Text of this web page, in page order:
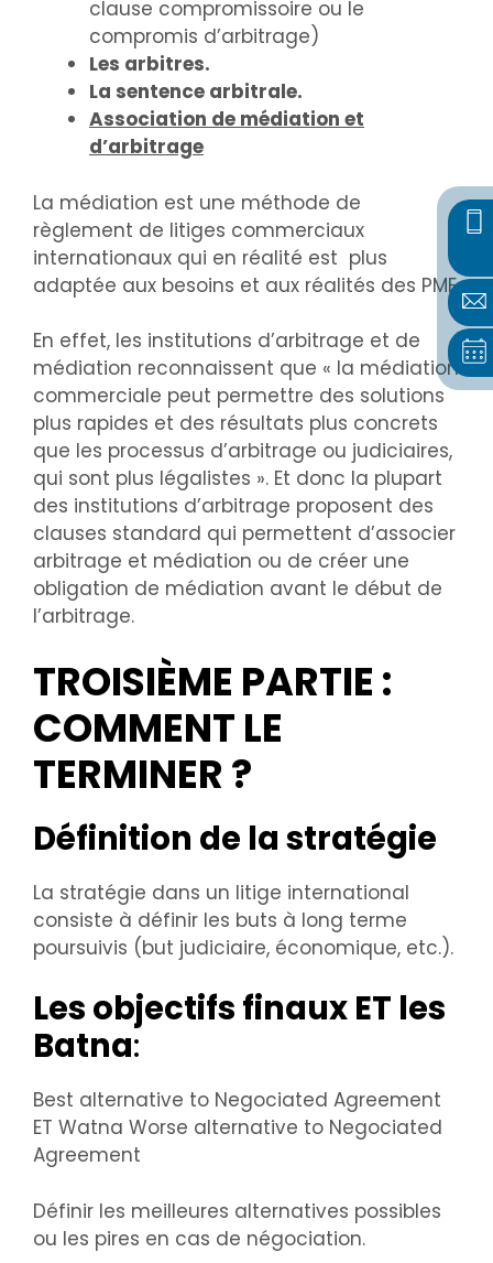
clause compromissoire ou le
compromis d’arbitrage)
Les arbitres.
La sentence arbitrale.
Association de médiation et
d’arbitrage
La médiation est une méthode de
règlement de litiges commerciaux
internationaux qui en réalité est plus
adaptée aux besoins et aux réalités des PME.
En effet, les institutions d’arbitrage et de
médiation reconnaissent que « la médiation
commerciale peut permettre des solutions
plus rapides et des résultats plus concrets
que les processus d’arbitrage ou judiciaires,
qui sont plus légalistes ». Et donc la plupart
des institutions d’arbitrage proposent des
clauses standard qui permettent d’associer
arbitrage et médiation ou de créer une
obligation de médiation avant le début de
l’arbitrage.
TROISIÈME PARTIE :
COMMENT LE
TERMINER ?
Définition de la stratégie
La stratégie dans un litige international
consiste à définir les buts à long terme
poursuivis (but judiciaire, économique, etc.).
Les objectifs finaux ET les
Batna:
Best alternative to Negociated Agreement
ET Watna Worse alternative to Negociated
Agreement
Définir les meilleures alternatives possibles
ou les pires en cas de négociation.